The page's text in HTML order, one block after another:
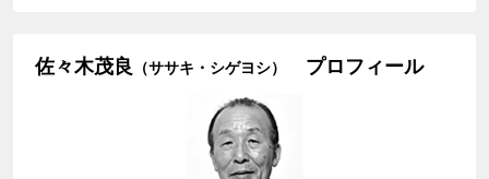
佐々木茂良 （ササキ・シゲヨシ） プロフィール